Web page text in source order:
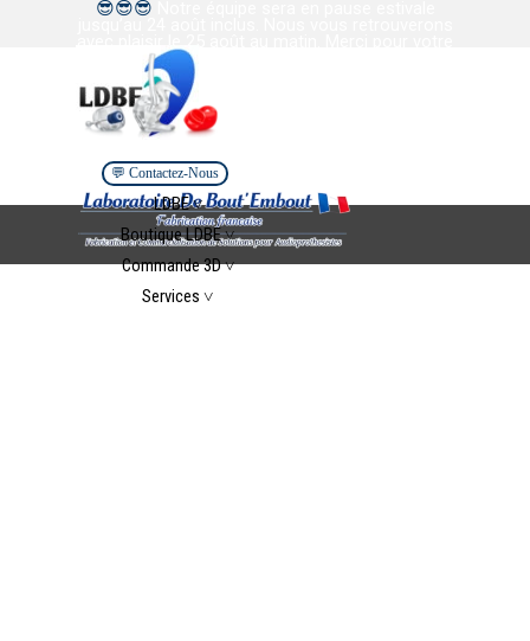
Aller au contenu
😎😎😎
confiance et votre collaboration. Bel été à tous.
💬 Contactez-Nous
Sauter le menu
LDBE ˅
▼
Boutique LDBE ˅
▼
Commande 3D ˅
▼
Services ˅